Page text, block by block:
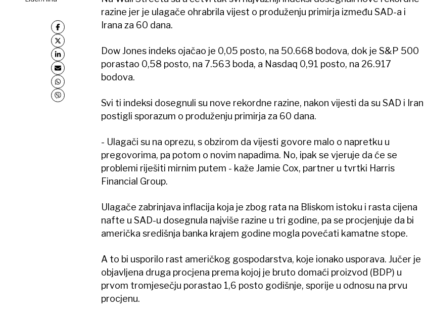
razine jer je ulagače ohrabrila vijest o produženju primirja između SAD-a i
Irana za 60 dana.
Dow Jones indeks ojačao je 0,05 posto, na 50.668 bodova, dok je S&P 500
porastao 0,58 posto, na 7.563 boda, a Nasdaq 0,91 posto, na 26.917
bodova.
Svi ti indeksi dosegnuli su nove rekordne razine, nakon vijesti da su SAD i Iran
postigli sporazum o produženju primirja za 60 dana.
- Ulagači su na oprezu, s obzirom da vijesti govore malo o napretku u
pregovorima, pa potom o novim napadima. No, ipak se vjeruje da će se
problemi riješiti mirnim putem - kaže Jamie Cox, partner u tvrtki Harris
Financial Group.
Ulagače zabrinjava inflacija koja je zbog rata na Bliskom istoku i rasta cijena
nafte u SAD-u dosegnula najviše razine u tri godine, pa se procjenjuje da bi
američka središnja banka krajem godine mogla povećati kamatne stope.
A to bi usporilo rast američkog gospodarstva, koje ionako usporava. Jučer je
objavljena druga procjena prema kojoj je bruto domaći proizvod (BDP) u
prvom tromjesečju porastao 1,6 posto godišnje, sporije u odnosu na prvu
procjenu.